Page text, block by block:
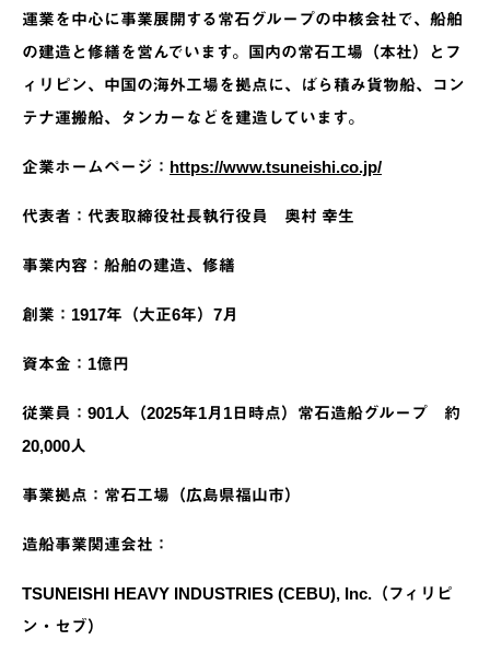
運業を中心に事業展開する常石グループの中核会社で、船舶
の建造と修繕を営んでいます。国内の常石工場（本社）とフ
ィリピン、中国の海外工場を拠点に、ばら積み貨物船、コン
テナ運搬船、タンカーなどを建造しています。
企業ホームページ： https://www.tsuneishi.co.jp/
代表者：代表取締役社長執行役員 奥村 幸生
事業内容：船舶の建造、修繕
創業：1917年（大正6年）7月
資本金：1億円
従業員：901人（2025年1月1日時点）常石造船グループ 約
20,000人
事業拠点：常石工場（広島県福山市）
造船事業関連会社：
TSUNEISHI HEAVY INDUSTRIES (CEBU), Inc.（フィリピ
ン・セブ）